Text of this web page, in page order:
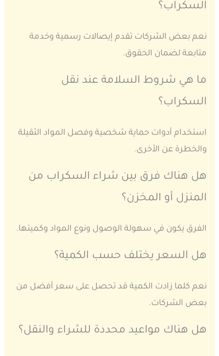
السكراب؟
نعم بعض الشركات تقدم إيصالات رسمية وخدمة
متابعة لضمان الحقوق.
ما هي شروط السلامة عند نقل
السكراب؟
استخدام أدوات حماية شخصية وفصل المواد الثقيلة
والخطرة عن الأخرى.
هل هناك فرق بين شراء السكراب من
المنزل أو المخزن؟
الفرق يكون في سهولة الوصول ونوع المواد وكميتها.
هل السعر يختلف حسب الكمية؟
نعم كلما زادت الكمية قد تحصل على سعر أفضل من
بعض الشركات.
هل هناك مواعيد محددة للشراء والنقل؟